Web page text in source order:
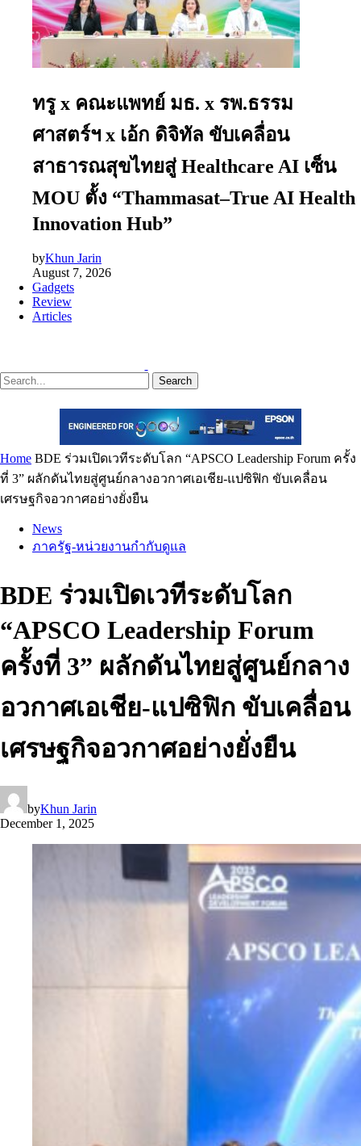
ทรู x คณะแพทย์ มธ. x รพ.ธรรม
ศาสตร์ฯ x เอ้ก ดิจิทัล ขับเคลื่อน
สาธารณสุขไทยสู่ Healthcare AI เซ็น
MOU ตั้ง “Thammasat–True AI Health
Innovation Hub”
byKhun Jarin
August 7, 2026
Gadgets
Review
Articles
Search
Home BDE ร่วมเปิดเวทีระดับโลก “APSCO Leadership Forum ครั้ง
ที่ 3” ผลักดันไทยสู่ศูนย์กลางอวกาศเอเชีย-แปซิฟิก ขับเคลื่อน
เศรษฐกิจอวกาศอย่างยั่งยืน
News
ภาครัฐ-หน่วยงานกำกับดูแล
BDE ร่วมเปิดเวทีระดับโลก
“APSCO Leadership Forum
ครั้งที่ 3” ผลักดันไทยสู่ศูนย์กลาง
อวกาศเอเชีย-แปซิฟิก ขับเคลื่อน
เศรษฐกิจอวกาศอย่างยั่งยืน
byKhun Jarin
December 1, 2025